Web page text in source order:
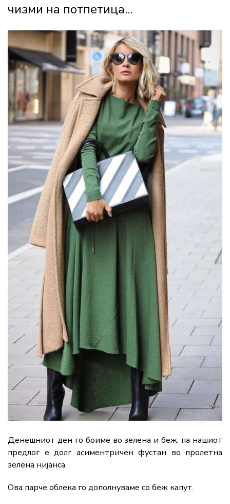
чизми на потпетица...
Денешниот ден го боиме во зелена и беж, па нашиот
предлог е долг асиментричен фустан во пролетна
зелена нијанса.
Ова парче облека го дополнуваме со беж капут.